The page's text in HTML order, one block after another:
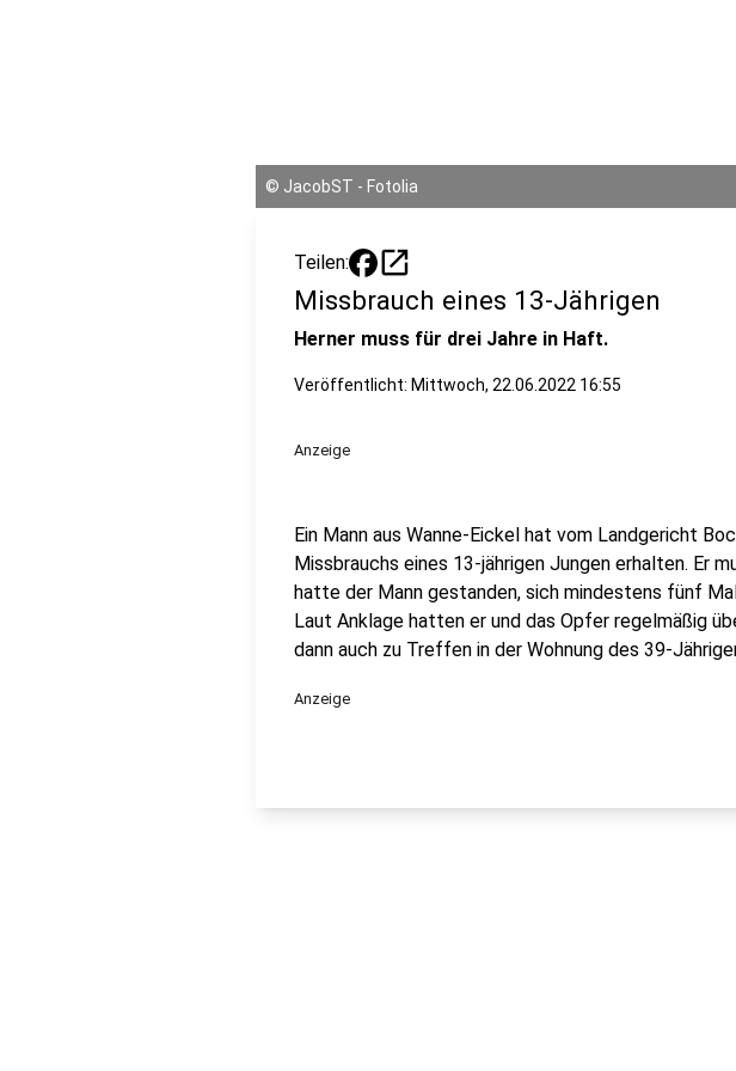
© JacobST - Fotolia
Teilen: open_in_new
Missbrauch eines 13-Jährigen
Herner muss für drei Jahre in Haft.
Veröffentlicht: Mittwoch, 22.06.2022 16:55
Anzeige
Ein Mann aus Wanne-Eickel hat vom Landgericht
Missbrauchs eines 13-jährigen Jungen erhalten. Er
hatte der Mann gestanden, sich mindestens fünf
Laut Anklage hatten er und das Opfer regelmäßig
dann auch zu Treffen in der Wohnung des 39-
Anzeige